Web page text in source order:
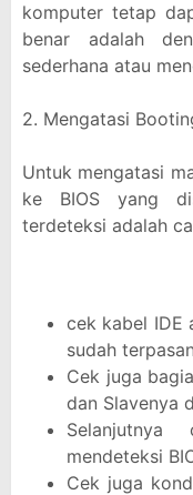
komputer tetap
benar adalah
sederhana atau
2. Mengatasi
Untuk mengatasi
ke BIOS yang
terdeteksi adalah
cek kabel IDE
sudah
Cek juga
dan Slavenya
mendeteksi
Cek juga